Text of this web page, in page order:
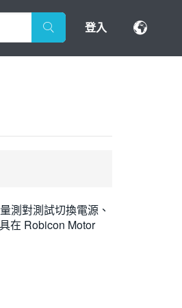
登入
測對測試切換電源、
在 Robicon Motor